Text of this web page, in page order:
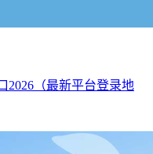
2026（最新平台登录地